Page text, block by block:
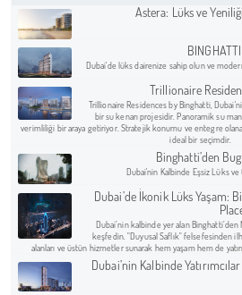
Astera: Lüks ve
Dubai'de lüks dairenize sahip olun ve
Trillionaire
Trillionaire Residences by Binghatti,
bir su kenarı projesidir. Panoramik su
verimliliği bir araya getiriyor. Stratejik konumu ve entegre
ideal bir seçimdir.
Binghatti’den
Dubai'nin Kalbinde Eşsiz Lüks ve
Dubai’de İkonik Lüks Yaşam:
Dubai’nin kalbinde yer alan
keşfedin. "Duyusal Saflık" felsefesinden
alanları ve üstün hizmetler sunarak hem yaşam hem de
Dubai’nin Kalbinde